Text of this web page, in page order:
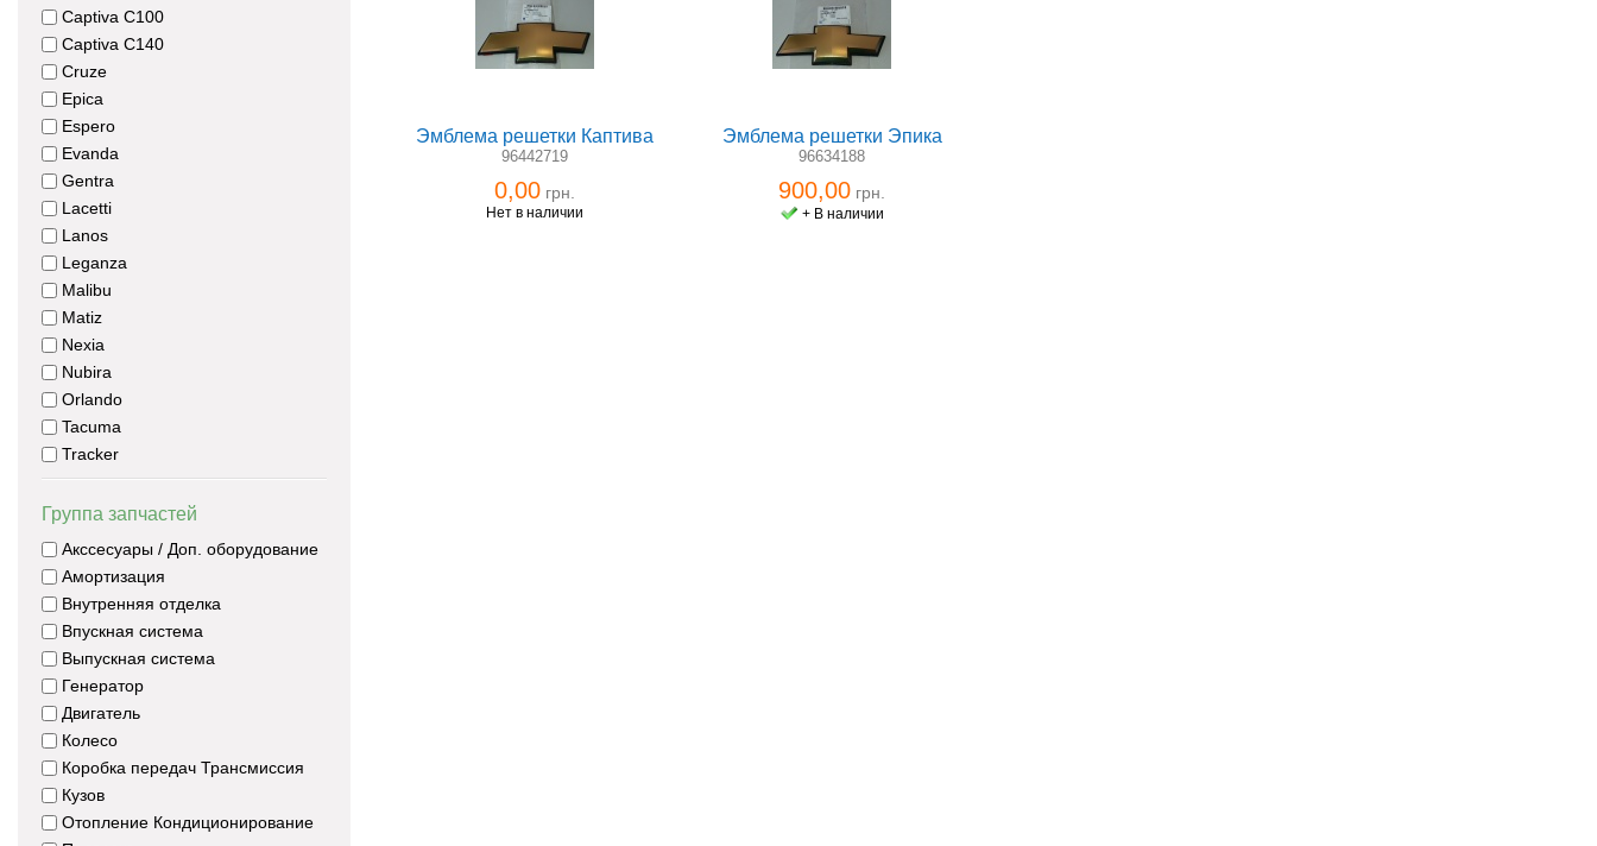
Captiva C100
Captiva C140
Cruze
Epica
Espero
Evanda
Gentra
Lacetti
Lanos
Leganza
Malibu
Matiz
Nexia
Nubira
Orlando
Tacuma
Tracker
Группа запчастей
Акссесуары / Доп. оборудование
Амортизация
Внутренняя отделка
Впускная система
Выпускная система
Генератор
Двигатель
Колесо
Коробка передач Трансмиссия
Кузов
Отопление Кондиционирование
Эмблема решетки Каптива
96442719
0,00 грн.
Нет в наличии
Эмблема решетки Эпика
96634188
900,00 грн.
+ В наличии